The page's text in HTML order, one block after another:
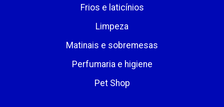
Frios e laticínios
Limpeza
Matinais e sobremesas
Perfumaria e higiene
Pet Shop